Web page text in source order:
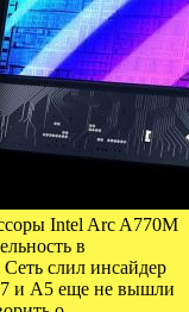
Intel Arc A770M
в
слил инсайдер
и A5 еще не вышли